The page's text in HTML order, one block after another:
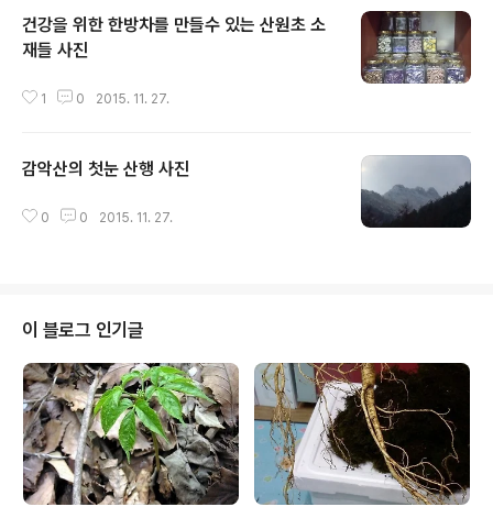
건강을 위한 한방차를 만들수 있는 산원초 소
재들 사진
1 0 2015. 11. 27.
감악산의 첫눈 산행 사진
0 0 2015. 11. 27.
이 블로그 인기글